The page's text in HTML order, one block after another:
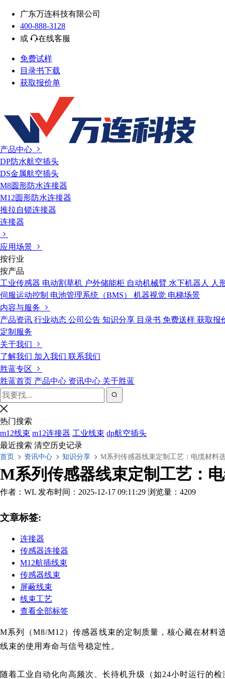
广东万连科技有限公司
400-888-3128
或
在线客服
免费试样
目录书下载
获取报价单
产品中心
DP防水航空插头
DS金属航空插头
M8圆形防水连接器
M12圆形防水连接器
推拉自锁连接器
连接器
应用场景
按行业
按产品
工业传感器 电动割草机 户外储能柜 自动机械臂 水下机器人
人
伺服运动控制 电池管理系统（BMS） 机器视觉 电梯场景
内容与服务
产品资讯 行业动态 公司公告 知识分享 目录书 免费送样 获取报
定制服务
关于我们
了解我们 加入我们 联系我们
胜蓝专区
胜蓝首页 产品中心 资讯中心 关于胜蓝
热门搜索
m12线束 m12连接器 工业线束 dp航空插头
最近搜索 清空历史记录
首页 资讯中心 知识分享 M系列传感器线束定制工艺：电缆材料
M系列传感器线束定制工艺：
作者：WL 发布时间：2025-12-17 09:11:29 浏览量：4209
文章标签:
连接器
传感器连接器
M12航插线束
传感器线束
屏蔽线束
线束工艺
查看全部标签
M系列（M8/M12）传感器线束的定制质量，核心藏在材
线束的使用寿命与信号稳定性。
随着工业自动化向高频次、长待机升级（如24小时运行的